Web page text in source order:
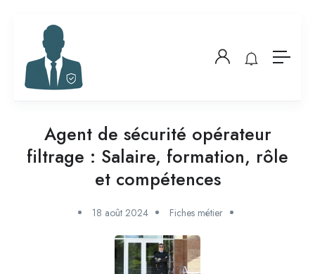
Agent de sécurité opérateur
filtrage : Salaire, formation, rôle
et compétences
18 août 2024 Fiches métier